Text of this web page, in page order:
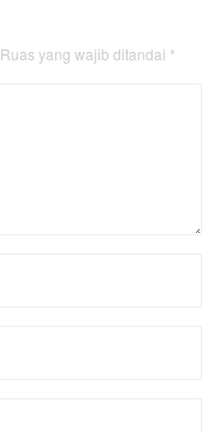
Ruas yang wajib ditandai *